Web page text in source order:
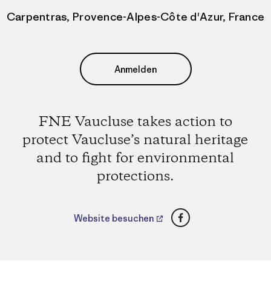
Carpentras, Provence-Alpes-Côte d'Azur, France
Anmelden
FNE Vaucluse takes action to
protect Vaucluse’s natural heritage
and to fight for environmental
protections.
Website besuchen Facebook